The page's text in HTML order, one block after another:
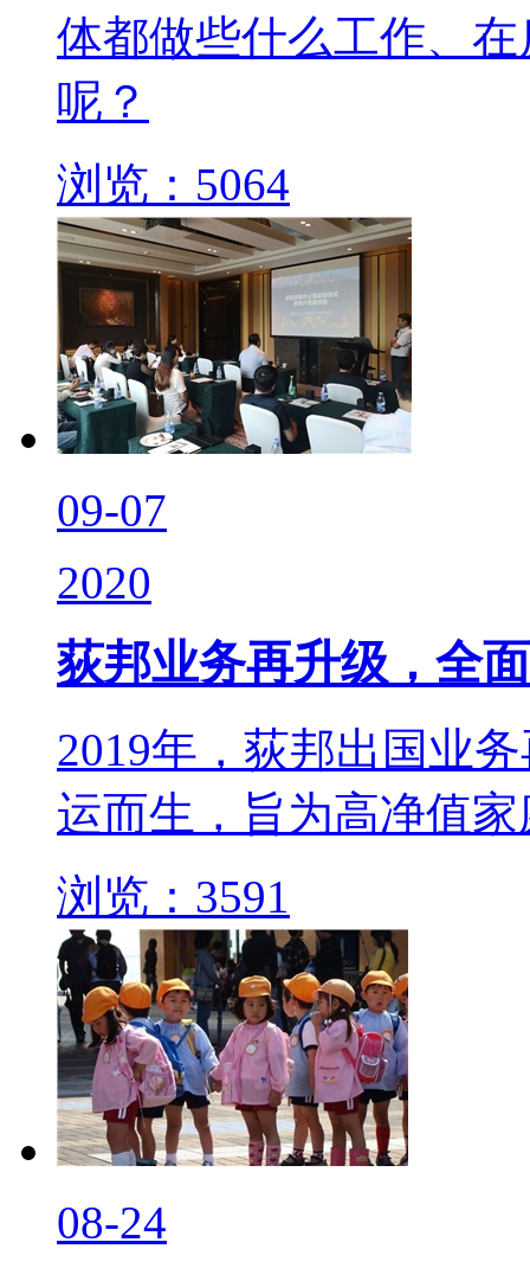
体都做些什么工作、
呢？
浏览：5064
09-07
2020
荻邦业务再升级，全
2019年，荻邦出国业
运而生，旨为高净值
浏览：3591
08-24